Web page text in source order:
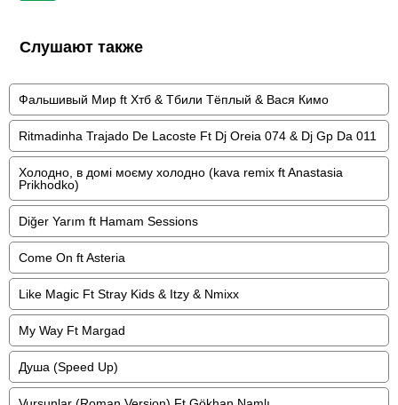
Слушают также
Фальшивый Мир ft Хтб & Тбили Тёплый & Вася Кимо
Ritmadinha Trajado De Lacoste Ft Dj Oreia 074 & Dj Gp Da 011
Холодно, в домі моєму холодно (kava remix ft Anastasia
Prikhodko)
Diğer Yarım ft Hamam Sessions
Come On ft Asteria
Like Magic Ft Stray Kids & Itzy & Nmixx
My Way Ft Margad
Душа (Speed Up)